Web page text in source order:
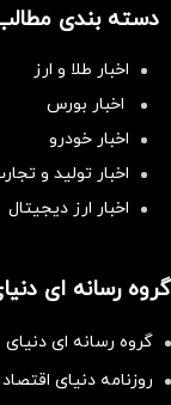
دسته بندی
اخبار طلا و ارز
اخبار بورس
اخبار خودرو
اخبار تولید و
اخبار ارز دیجیتال
گروه رسانه ای
گروه رسانه ای دنیای
روزنامه دنیای اقتصاد